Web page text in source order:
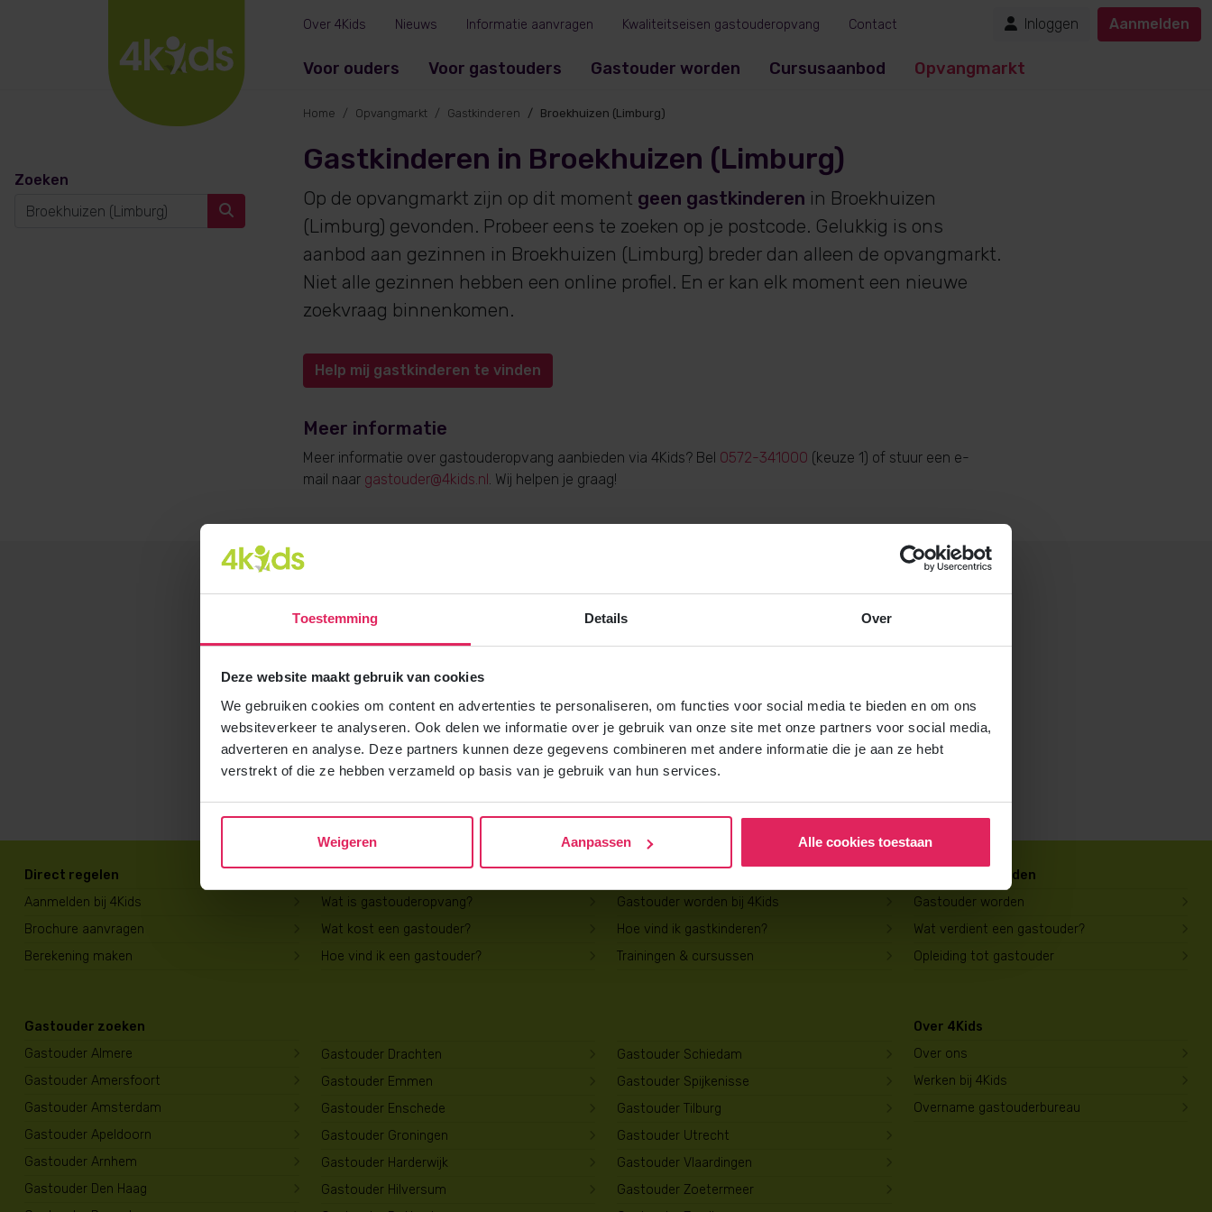
Toestemming Details Over
Deze website maakt gebruik van cookies
We gebruiken cookies om content en advertenties te personaliseren, om functies voor social media te bieden en om ons
websiteverkeer te analyseren. Ook delen we informatie over je gebruik van onze site met onze partners voor social media,
adverteren en analyse. Deze partners kunnen deze gegevens combineren met andere informatie die je aan ze hebt
verstrekt of die ze hebben verzameld op basis van je gebruik van hun services.
Weigeren Aanpassen Alle cookies toestaan
Voor ouders Voor gastouders Gastouder worden Cursusaanbod Opvangmarkt
Over 4Kids Nieuws Informatie aanvragen Kwaliteitseisen gastouderopvang Contact Inloggen Aanmelden
Zoeken
Home Opvangmarkt Gastkinderen Broekhuizen (Limburg)
Gastkinderen in Broekhuizen (Limburg)
Op de opvangmarkt zijn op dit moment geen gastkinderen in Broekhuizen
(Limburg) gevonden. Probeer eens te zoeken op je postcode. Gelukkig is ons
aanbod aan gezinnen in Broekhuizen (Limburg) breder dan alleen de opvangmarkt.
Niet alle gezinnen hebben een online profiel. En er kan elk moment een nieuwe
zoekvraag binnenkomen.
Help mij gastkinderen te vinden
Meer informatie
Meer informatie over gastouderopvang aanbieden via 4Kids? Bel 0572-341000 (keuze 1) of stuur een e-
mail naar gastouder@4kids.nl . Wij helpen je graag!
Brochure aanvragen
Direct regelen
Aanmelden bij 4Kids
Brochure aanvragen
Berekening maken
Wat is gastouderopvang?
Wat kost een gastouder?
Hoe vind ik een gastouder?
Gastouder worden bij 4Kids
Hoe vind ik gastkinderen?
Trainingen & cursussen
Gastouder worden
Gastouder worden
Wat verdient een gastouder?
Opleiding tot gastouder
Gastouder zoeken
Gastouder Almere
Gastouder Amersfoort
Gastouder Amsterdam
Gastouder Apeldoorn
Gastouder Arnhem
Gastouder Den Haag
Gastouder Drachten
Gastouder Emmen
Gastouder Enschede
Gastouder Groningen
Gastouder Harderwijk
Gastouder Hilversum
Gastouder Schiedam
Gastouder Spijkenisse
Gastouder Tilburg
Gastouder Utrecht
Gastouder Vlaardingen
Gastouder Zoetermeer
Over 4Kids
Over ons
Werken bij 4Kids
Overname gastouderbureau